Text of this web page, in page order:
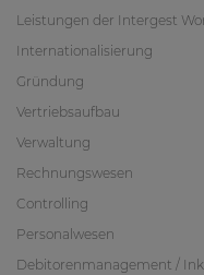
Leistungen der Intergest
Internationalisierung
Gründung
Vertriebsaufbau
Verwaltung
Rechnungswesen
Controlling
Personalwesen
Debitorenmanagement /